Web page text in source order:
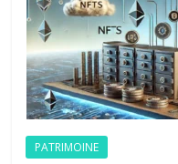
PATRIMOINE